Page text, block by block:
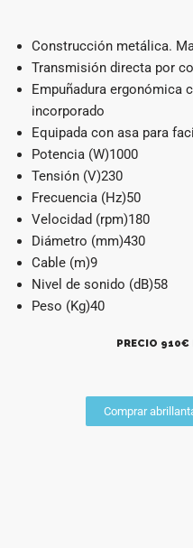
Construcción metálica.
Transmisión directa por
Empuñadura ergonómica
incorporado
Equipada con asa para
Potencia (W)1000
Tensión (V)230
Frecuencia (Hz)50
Velocidad (rpm)180
Diámetro (mm)430
Cable (m)9
Nivel de sonido (dB)58
Peso (Kg)40
PRECIO 910€
Comprar